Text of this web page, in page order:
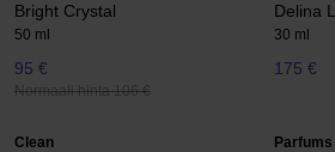
Bright Crystal
50 ml
95 €
Normaali hinta 106 €
Delina
30 ml
175 €
Clean